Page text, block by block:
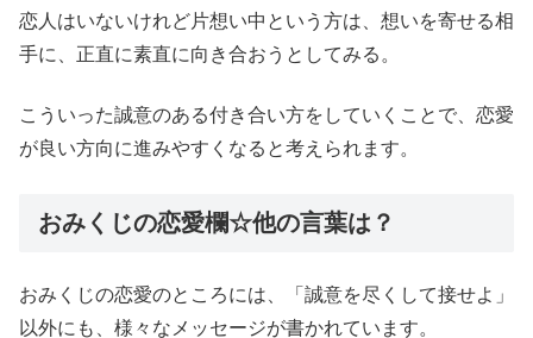
恋人はいないけれど片想い中という方は、想いを寄せる相
手に、正直に素直に向き合おうとしてみる。
こういった誠意のある付き合い方をしていくことで、恋愛
が良い方向に進みやすくなると考えられます。
おみくじの恋愛欄☆他の言葉は？
おみくじの恋愛のところには、「誠意を尽くして接せよ」
以外にも、様々なメッセージが書かれています。